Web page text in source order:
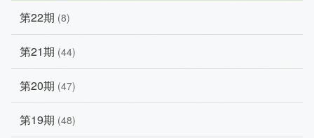
第22期 (8)
第21期 (44)
第20期 (47)
第19期 (48)